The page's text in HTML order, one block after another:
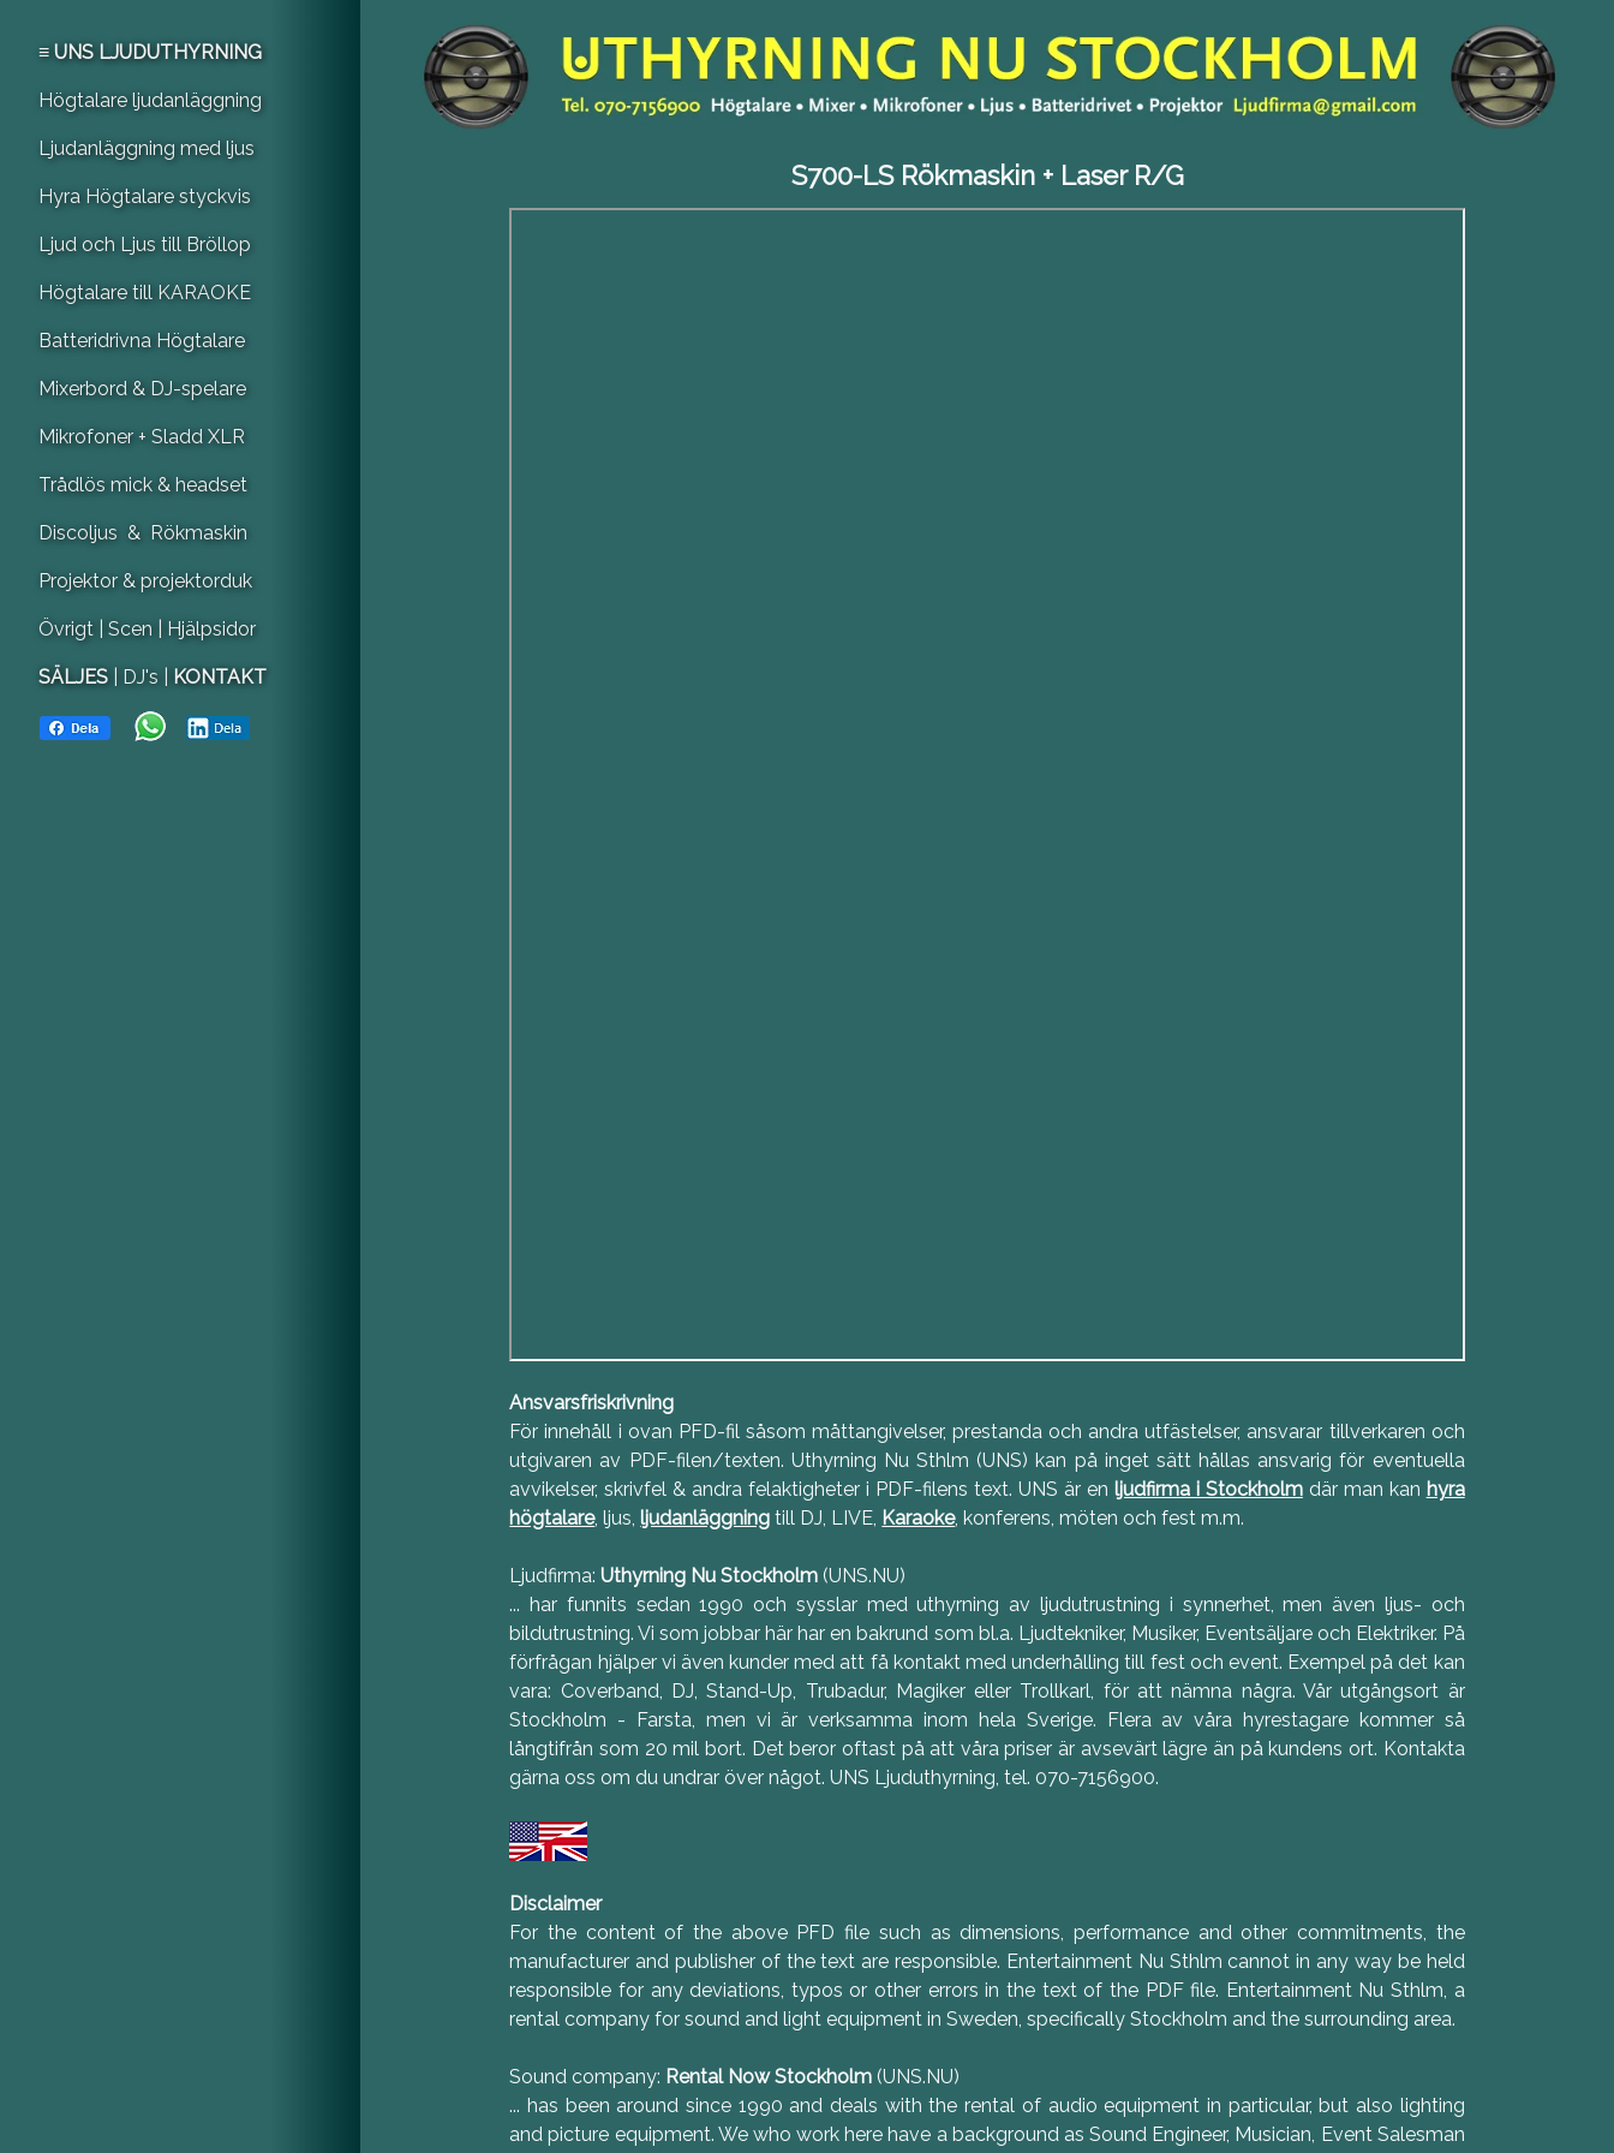
≡ UNS LJUDUTHYRNING
Högtalare ljudanläggning
Ljudanläggning med ljus
Hyra Högtalare styckvis
Ljud och Ljus till Bröllop
Högtalare till KARAOKE
Batteridrivna Högtalare
Mixerbord & DJ-spelare
Mikrofoner + Sladd XLR
Trådlös mick & headset
Discoljus & Rökmaskin
Projektor & projektorduk
Övrigt | Scen | Hjälpsidor
SÄLJES | DJ's | KONTAKT
S700-LS Rökmaskin + Laser R/G
Ansvarsfriskrivning
För innehåll i ovan PFD-fil såsom måttangivelser, prestanda och andra utfästelser, ansvarar tillverkaren och
utgivaren av PDF-filen/texten. Uthyrning Nu Sthlm (UNS) kan på inget sätt hållas ansvarig för eventuella
avvikelser, skrivfel & andra felaktigheter i PDF-filens text. UNS är en ljudfirma i Stockholmdär man kan hyra
högtalare, ljus,ljudanläggning till DJ, LIVE, Karaoke, konferens, möten och fest m.m.
Ljudfirma:Uthyrning Nu Stockholm (UNS.NU)
... har funnits sedan 1990 och sysslar med uthyrning av ljudutrustning i synnerhet, men även ljus- och
bildutrustning. Vi som jobbar här har en bakrund som bl.a. Ljudtekniker, Musiker, Eventsäljare och Elektriker. På
förfrågan hjälper vi även kunder med att få kontakt med underhålling till fest och event. Exempel på det kan
vara: Coverband, DJ, Stand-Up, Trubadur, Magiker eller Trollkarl, för att nämna några. Vår utgångsort är
Stockholm - Farsta, men vi är verksamma inom hela Sverige. Flera av våra hyrestagare kommer så
långtifrån som 20 mil bort. Det beror oftast på att våra priser är avsevärt lägre än på kundens ort. Kontakta
gärna oss om du undrar över något. UNS Ljuduthyrning, tel. 070-7156900.
Disclaimer
For the content of the above PFD file such as dimensions, performance and other commitments, the
manufacturer and publisher of the text are responsible. Entertainment Nu Sthlm cannot in any way be held
responsible for any deviations, typos or other errors in the text of the PDF file. Entertainment Nu Sthlm, a
rental company for sound and light equipment in Sweden, specifically Stockholm and the surrounding area.
Sound company: Rental Now Stockholm (UNS.NU)
... has been around since 1990 and deals with the rental of audio equipment in particular, but also lighting
and picture equipment. We who work here have a background as Sound Engineer, Musician, Event Salesman